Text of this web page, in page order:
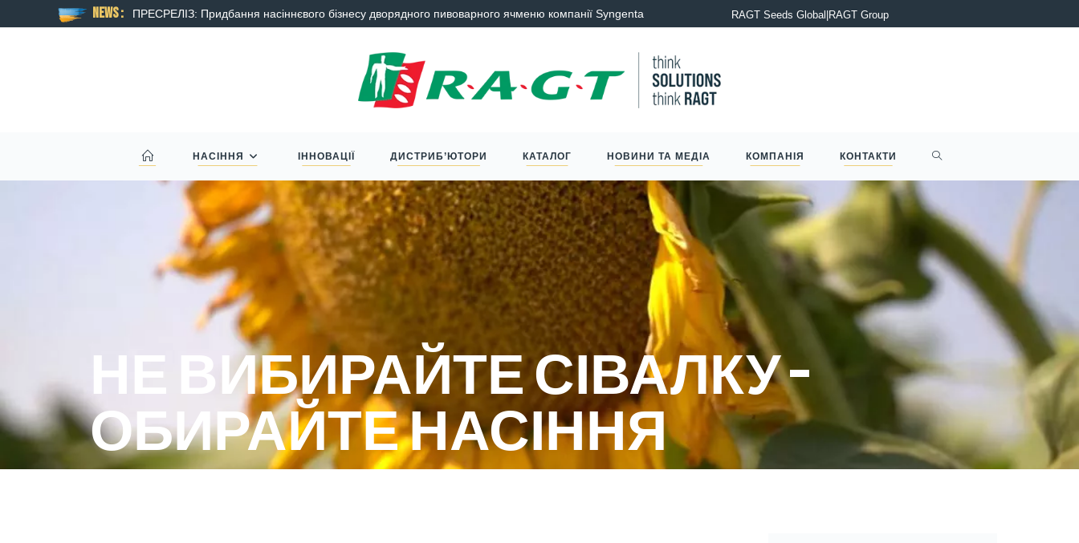
NEWS :
Syngenta ПРЕСРЕЛІЗ: Придбання насіннєвого бізнесу дворядного пивоварного ячменю компанії Syngenta ПРЕС-РЕЛІЗ: RAGT Group оголошує про завершення придбання
RAGT Seeds Global RAGT Group
НАСІННЯ ІННОВАЦІЇ ДИСТРИБ’ЮТОРИ КАТАЛОГ НОВИНИ ТА МЕДІА КОМПАНІЯ КОНТАКТИ
НЕ ВИБИРАЙТЕ СІВАЛКУ –
ОБИРАЙТЕ НАСІННЯ